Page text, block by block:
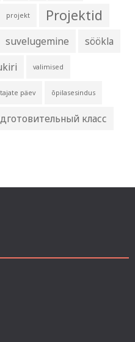
projekt Projektid
suvelugemine
söökla
valimised
päev õpilasesindus
класс